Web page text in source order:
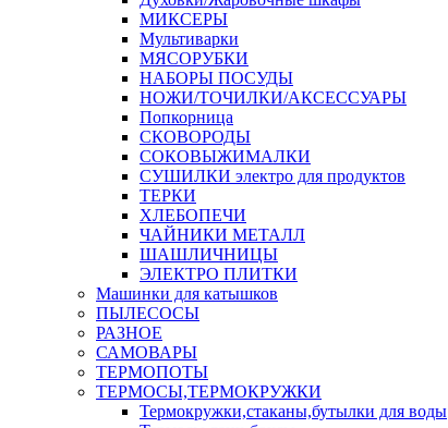
МИКСЕРЫ
Мультиварки
МЯСОРУБКИ
НАБОРЫ ПОСУДЫ
НОЖИ/ТОЧИЛКИ/АКСЕССУАРЫ
Попкорница
СКОВОРОДЫ
СОКОВЫЖИМАЛКИ
СУШИЛКИ электро для продуктов
ТЕРКИ
ХЛЕБОПЕЧИ
ЧАЙНИКИ МЕТАЛЛ
ШАШЛИЧНИЦЫ
ЭЛЕКТРО ПЛИТКИ
Машинки для катышков
ПЫЛЕСОСЫ
РАЗНОЕ
САМОВАРЫ
ТЕРМОПОТЫ
ТЕРМОСЫ,ТЕРМОКРУЖКИ
Термокружки,стаканы,бутылки для воды